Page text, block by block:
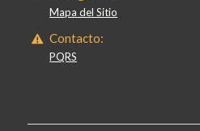
Mapa del Sitio
Contacto:
PQRS